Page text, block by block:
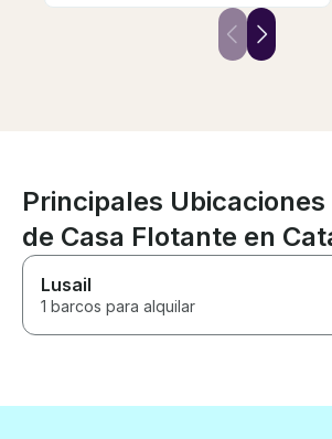
made to a high standard.
Couldn’t have asked for more
and definitely recommend for
Principales
de Casa Flotante en
Lusail
1 barcos para alquilar